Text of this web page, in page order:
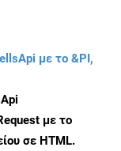
με το &PI,
με το
σε HTML.